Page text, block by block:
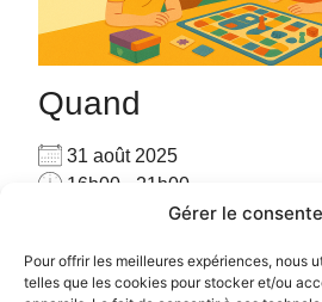
Gérer le
Pour offrir les meilleures expériences, nous
telles que les cookies pour stocker et/ou
Quand
31 août 2025
16h00 - 21h00
Ajouter au Calendrier
Télécharger ICS
les autres joueurs sur place